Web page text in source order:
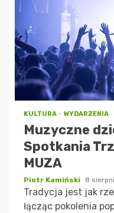
KULTURA WYDARZENIA
Muzyczne
Spotkania
MUZA
Piotr Kamiński 8
Tradycja jest jak
łącząc pokolenia